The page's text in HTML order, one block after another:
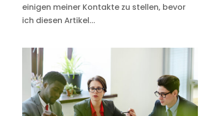
einigen meiner Kontakte zu stellen, bevor
ich diesen Artikel...